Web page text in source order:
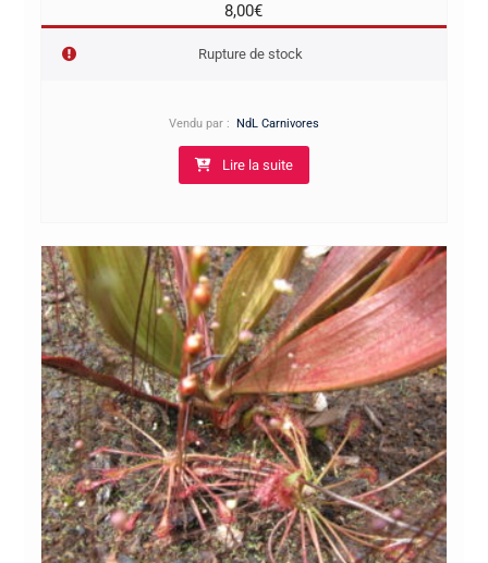
8,00€
Rupture de stock
Vendu par : NdL Carnivores
Lire la suite